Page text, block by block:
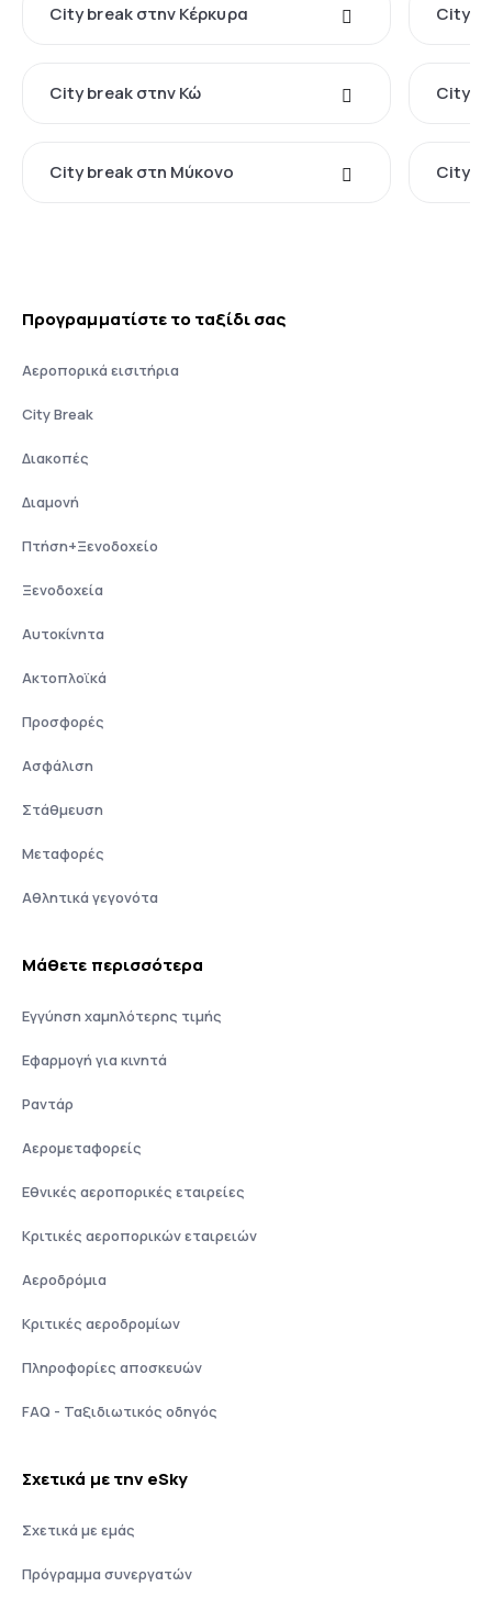
City break στην Κέρκυρα City
City break στην Κώ City
City break στη Μύκονο City
Προγραμματίστε το ταξίδι σας
Αεροπορικά εισιτήρια
City Break
Διακοπές
Διαμονή
Πτήση+Ξενοδοχείο
Ξενοδοχεία
Αυτοκίνητα
Ακτοπλοϊκά
Προσφορές
Ασφάλιση
Στάθμευση
Μεταφορές
Αθλητικά γεγονότα
Μάθετε περισσότερα
Εγγύηση χαμηλότερης τιμής
Εφαρμογή για κινητά
Ραντάρ
Αερομεταφορείς
Εθνικές αεροπορικές εταιρείες
Κριτικές αεροπορικών εταιρειών
Αεροδρόμια
Κριτικές αεροδρομίων
Πληροφορίες αποσκευών
FAQ - Ταξιδιωτικός οδηγός
Σχετικά με την eSky
Σχετικά με εμάς
Πρόγραμμα συνεργατών